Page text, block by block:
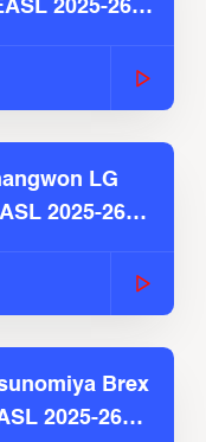
2025-26
LG
2025-26
Brex
2025-26